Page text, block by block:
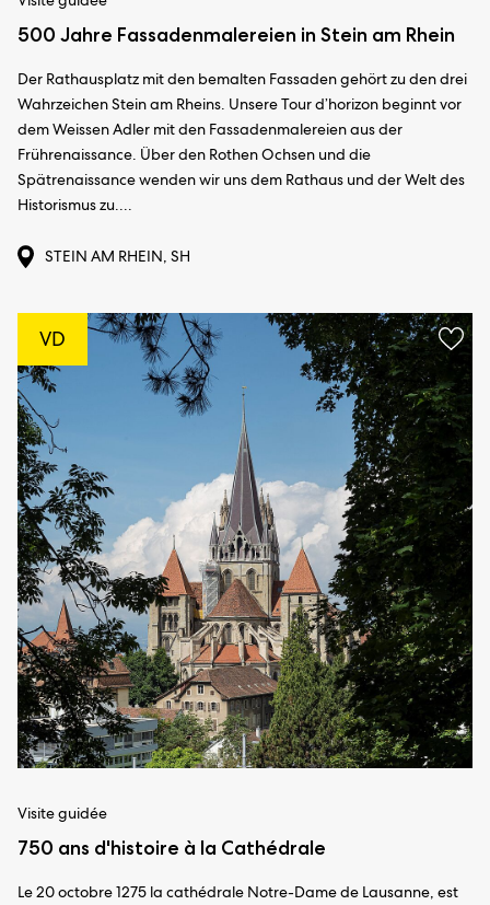
500 Jahre Fassadenmalereien in Stein am Rhein
Der Rathausplatz mit den bemalten Fassaden gehört zu den drei
Wahrzeichen Stein am Rheins. Unsere Tour d’horizon beginnt vor
dem Weissen Adler mit den Fassadenmalereien aus der
Frührenaissance. Über den Rothen Ochsen und die
Spätrenaissance wenden wir uns dem Rathaus und der Welt des
Historismus zu....
STEIN AM RHEIN, SH
VD
Visite guidée
750 ans d'histoire à la Cathédrale
Le 20 octobre 1275 la cathédrale Notre-Dame de Lausanne, est